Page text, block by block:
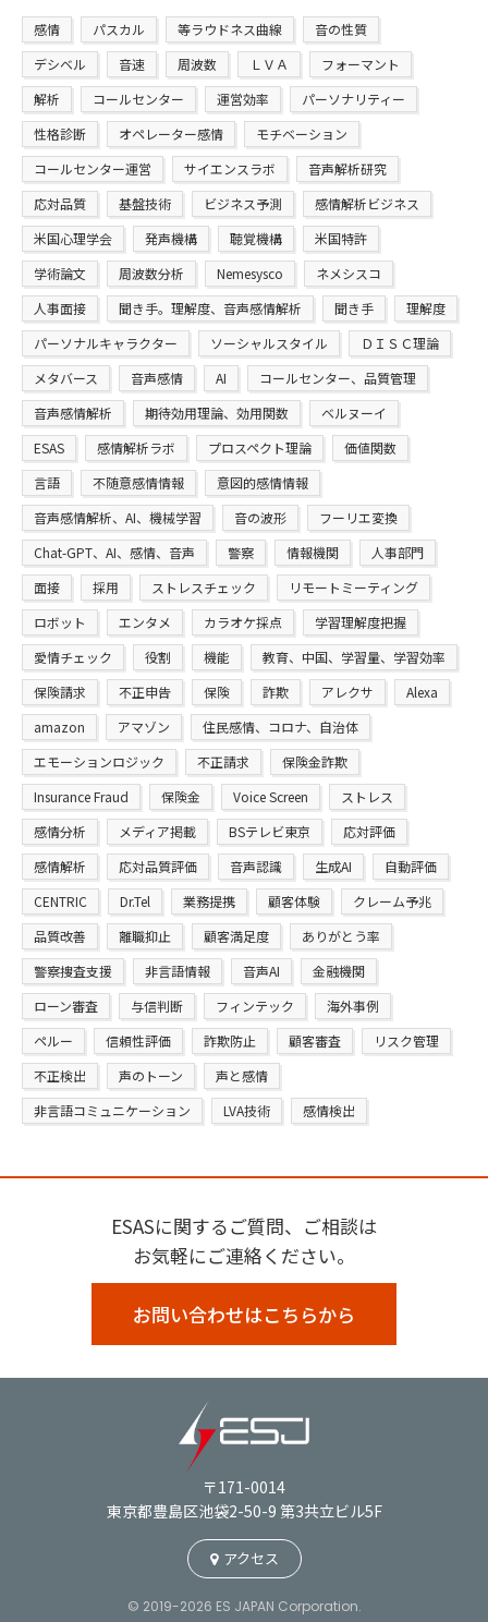
感情 パスカル 等ラウドネス曲線
音の性質
デシベル
音速 周波数 ＬＶＡ
フォーマント
解析
コールセンター 運営効率
パーソナリティー
性格診断
オペレーター感情
モチベーション
コールセンター運営
サイエンスラボ
音声解析研究
応対品質
基盤技術 ビジネス予測
感情解析ビジネス
米国心理学会
発声機構 聴覚機構
米国特許
学術論文
周波数分析 Nemesysco
ネメシスコ
人事面接
聞き手。理解度、音声感情解析 聞き手
理解度
パーソナルキャラクター
ソーシャルスタイル
ＤＩＳＣ理論
メタバース
音声感情 AI
コールセンター、品質管理
音声感情解析
期待効用理論、効用関数
ベルヌーイ
ESAS
感情解析ラボ プロスペクト理論
価値関数
言語
不随意感情情報
意図的感情情報
音声感情解析、AI、機械学習
音の波形
フーリエ変換
Chat-GPT、AI、感情、音声
警察 情報機関
人事部門
面接
採用 ストレスチェック
リモートミーティング
ロボット
エンタメ カラオケ採点
学習理解度把握
愛情チェック
役割 機能
教育、中国、学習量、学習効率
保険請求
不正申告 保険 詐欺 アレクサ
Alexa
amazon
アマゾン
住民感情、コロナ、自治体
エモーションロジック
不正請求
保険金詐欺
Insurance Fraud
保険金 Voice Screen
ストレス
感情分析
メディア掲載 BSテレビ東京
応対評価
感情解析
応対品質評価 音声認識 生成AI
自動評価
CENTRIC
Dr.Tel 業務提携 顧客体験
クレーム予兆
品質改善
離職抑止 顧客満足度
ありがとう率
警察捜査支援
非言語情報 音声AI
金融機関
ローン審査
与信判断 フィンテック
海外事例
ペルー
信頼性評価 詐欺防止 顧客審査
リスク管理
不正検出
声のトーン
声と感情
非言語コミュニケーション
LVA技術 感情検出
ESASに関するご質問、ご相談は
お気軽にご連絡ください。
お問い合わせはこちらから
〒171-0014
東京都豊島区池袋2-50-9 第3共立ビル5F
アクセス
© 2019-2026 ES JAPAN Corporation.